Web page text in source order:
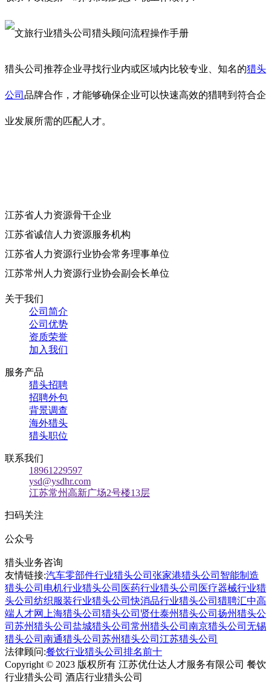
猎头公司推荐企业寻找行业内或区域内比较专业、知名的猎头
公司 品牌合作，才能够确保企业可以快速高效的猎聘到符合企
业发展所需的匹配人才。
江苏省人力资源骨干企业
江苏省诚信人力资源服务机构
江苏省人力资源行业协会常务理事单位
江苏常州人力资源行业协会副会长单位
关于我们
公司简介
公司优势
资质荣誉
加入我们
服务产品
猎头招聘
招聘外包
背景调查
海外猎头
猎头职位
联系我们
18961229597
ysd@ysdhr.com
江苏常州高新广场2号楼13层
扫码关注
公众号
猎头业务咨询
友情链接:汽车零部件行业猎头公司 张家港猎头公司 智能制造
猎头公司 电机行业猎头公司 医药行业猎头公司 医疗器械行业猎
头公司 纺织服装行业猎头公司快消品行业猎头公司 猎聘汇中高
端人才网上海猎头公司 猎头公司贤仕泰州猎头公司 扬州猎头公
司 苏州猎头公司 盐城猎头公司 常州猎头公司 南京猎头公司 无锡
猎头公司 南通猎头公司 苏州猎头公司 江苏猎头公司
法律顾问:餐饮行业猎头公司排名前十
Copyright © 2023 版权所有 江苏优仕达人才服务有限公司 餐饮
行业猎头公司 酒店行业猎头公司